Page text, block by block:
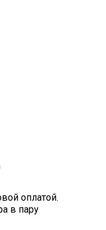
оплатой.
в пару